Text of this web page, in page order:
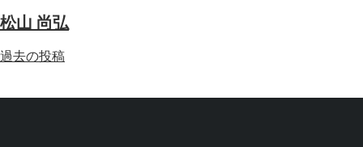
松山 尚弘
投
過去の投稿